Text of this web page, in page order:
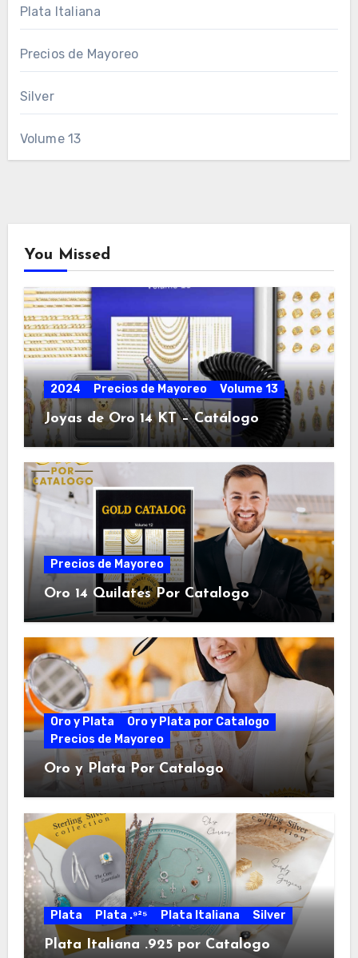
Plata Italiana
Precios de Mayoreo
Silver
Volume 13
You Missed
2024 Precios de Mayoreo Volume 13
Joyas de Oro 14 KT – Catálogo
Precios de Mayoreo
Oro 14 Quilates Por Catalogo
Oro y Plata
Oro y Plata por Catalogo
Precios de Mayoreo
Oro y Plata Por Catalogo
Plata Plata .⁹²⁵ Plata Italiana Silver
Plata Italiana .925 por Catalogo